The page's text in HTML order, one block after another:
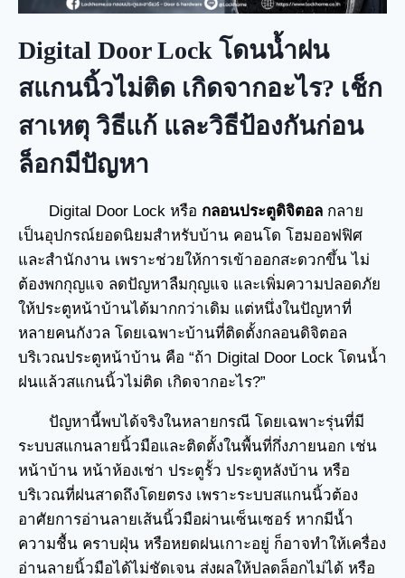
Digital Door Lock โดนน้ำฝน
สแกนนิ้วไม่ติด เกิดจากอะไร? เช็ก
สาเหตุ วิธีแก้ และวิธีป้องกันก่อน
ล็อกมีปัญหา
Digital Door Lock หรือ กลอนประตูดิจิตอล กลาย
เป็นอุปกรณ์ยอดนิยมสำหรับบ้าน คอนโด โฮมออฟฟิศ
และสำนักงาน เพราะช่วยให้การเข้าออกสะดวกขึ้น ไม่
ต้องพกกุญแจ ลดปัญหาลืมกุญแจ และเพิ่มความปลอดภัย
ให้ประตูหน้าบ้านได้มากกว่าเดิม แต่หนึ่งในปัญหาที่
หลายคนกังวล โดยเฉพาะบ้านที่ติดตั้งกลอนดิจิตอล
บริเวณประตูหน้าบ้าน คือ “ถ้า Digital Door Lock โดนน้ำ
ฝนแล้วสแกนนิ้วไม่ติด เกิดจากอะไร?”
ปัญหานี้พบได้จริงในหลายกรณี โดยเฉพาะรุ่นที่มี
ระบบสแกนลายนิ้วมือและติดตั้งในพื้นที่กึ่งภายนอก เช่น
หน้าบ้าน หน้าห้องเช่า ประตูรั้ว ประตูหลังบ้าน หรือ
บริเวณที่ฝนสาดถึงโดยตรง เพราะระบบสแกนนิ้วต้อง
อาศัยการอ่านลายเส้นนิ้วมือผ่านเซ็นเซอร์ หากมีน้ำ
ความชื้น คราบฝุ่น หรือหยดฝนเกาะอยู่ ก็อาจทำให้เครื่อง
อ่านลายนิ้วมือได้ไม่ชัดเจน ส่งผลให้ปลดล็อกไม่ได้ หรือ